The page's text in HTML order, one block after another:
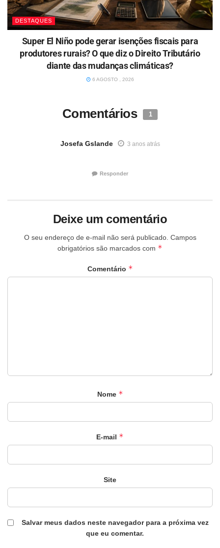
DESTAQUES
Super El Niño pode gerar isenções fiscais para
produtores rurais? O que diz o Direito Tributário
diante das mudanças climáticas?
6 AGOSTO , 2026
Comentários 1
Josefa Gslande 3 anos atrás
Responder
Deixe um comentário
O seu endereço de e-mail não será publicado. Campos
obrigatórios são marcados com *
Comentário *
Nome *
E-mail *
Site
Salvar meus dados neste navegador para a próxima vez
que eu comentar.